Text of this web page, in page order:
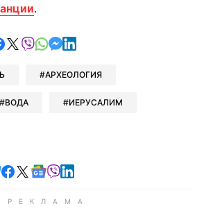
.
в Telegram
поделиться в Facebook
поделиться в X
отправить в Viber
отправить в Whatsapp
отправить в Messenger
отправить в LinkedIn
АРХЕОЛОГИЯ
ВОДА ИЕРУСАЛИМ
Читайте в Telegram
Читайте в Facebook
Читайте в X
Читайте в Google news
Читайте в Viber
Читайте в LinkedIn